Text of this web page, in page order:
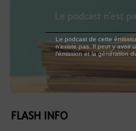
FLASH INFO
Le podcast n'est
Le podcast de cette
n'existe pas. Il peut y avoir
l'émission et la génération